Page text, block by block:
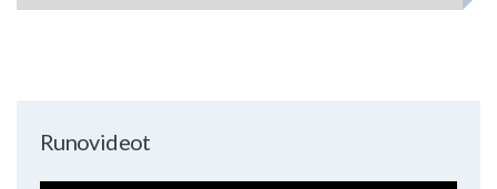
Runovideot